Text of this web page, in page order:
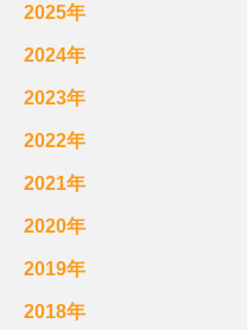
2025年
2024年
2023年
2022年
2021年
2020年
2019年
2018年